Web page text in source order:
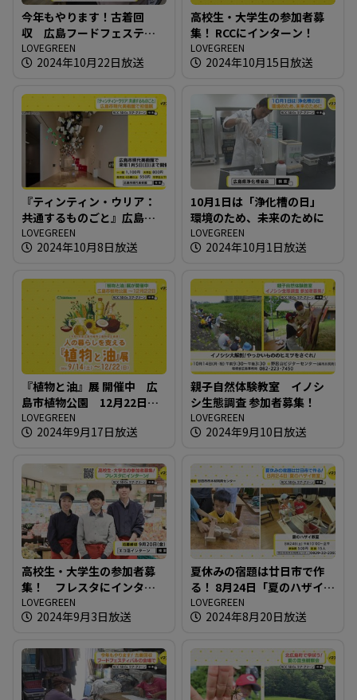
今年もやります！古着回
収 広島フードフェスティ
バルの会場で
LOVEGREEN
2024年10月22日放送
高校生・大学生の参加者募
集！ RCCにインターン！
LOVEGREEN
2024年10月15日放送
『ティンティン・ウリア：
共通するものごと』広島市
現代美術館で初個展
LOVEGREEN
2024年10月8日放送
10月1日は「浄化槽の日」
環境のため、未来のために
LOVEGREEN
2024年10月1日放送
『植物と油』展 開催中 広
島市植物公園 12月22日ま
で
LOVEGREEN
2024年9月17日放送
親子自然体験教室 イノシ
シ生態調査 参加者募集！
LOVEGREEN
2024年9月10日放送
高校生・大学生の参加者募
集！ フレスタにインター
ン！
LOVEGREEN
2024年9月3日放送
夏休みの宿題は廿日市で作
る！ 8月24日「夏のハザイ教
室」
LOVEGREEN
2024年8月20日放送